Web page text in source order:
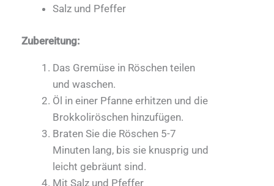
Salz und Pfeffer
Zubereitung:
Das Gremüse in Röschen teilen
und waschen.
Öl in einer Pfanne erhitzen und die
Brokkoliröschen hinzufügen.
Braten Sie die Röschen 5-7
Minuten lang, bis sie knusprig und
leicht gebräunt sind.
Mit Salz und Pfeffer